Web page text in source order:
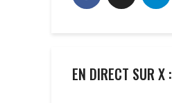
EN DIRECT SUR X :